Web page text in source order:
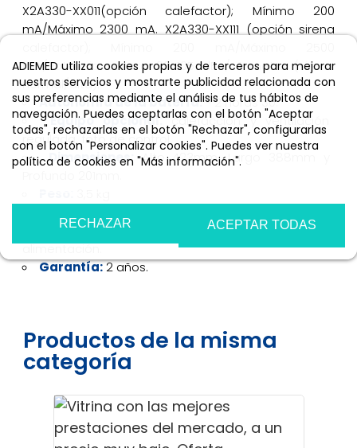
ADIEMED utiliza cookies propias y de terceros para mejorar
nuestros servicios y mostrarte publicidad relacionada con
sus preferencias mediante el análisis de tus hábitos de
navegación. Puedes aceptarlas con el botón "Aceptar
todas", rechazarlas en el botón "Rechazar", configurarlas
con el botón "Personalizar cookies". Puedes ver nuestra
política de cookies en "Más información".
RECHAZAR ACEPTAR TODAS
X2A330-XX011(opción calefactor); Mínimo 200
mA/Máximo 2300 mA. X2A330-XX111 (opción sirena
mA/Potencia sonora 90-105 dB / 1 metro (sirena
normal/alta).
Autonomía de la batería:~ 2 horas 30.
Equipo opcional: calefacción y ventilación
regulada, foto de control.
Dimensiones: Alto 423mm, Largo 388mm y
transformador, manual de instrucciones y cable de
alimentación.
Garantía:2 años.
Productos de la misma
categoría